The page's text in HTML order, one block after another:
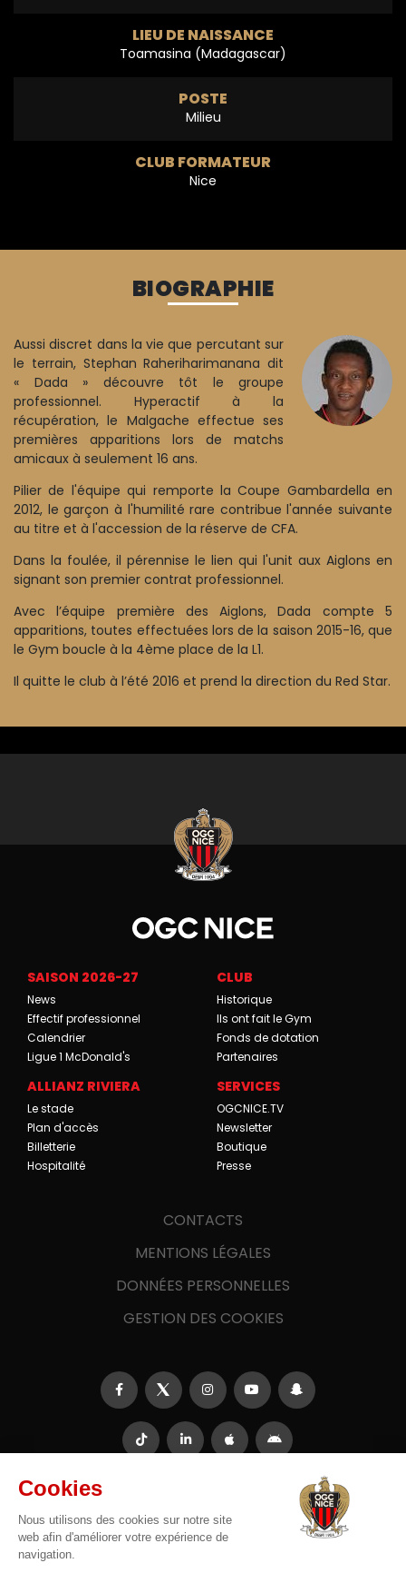
LIEU DE NAISSANCE
Toamasina (Madagascar)
POSTE
Milieu
CLUB FORMATEUR
Nice
BIOGRAPHIE
Aussi discret dans la vie que percutant sur
le terrain, Stephan Raheriharimanana dit
« Dada » découvre tôt le groupe
professionnel. Hyperactif à la
récupération, le Malgache effectue ses
premières apparitions lors de matchs
amicaux à seulement 16 ans.
Pilier de l'équipe qui remporte la Coupe Gambardella en
2012, le garçon à l'humilité rare contribue l'année suivante
au titre et à l'accession de la réserve de CFA.
Dans la foulée, il pérennise le lien qui l'unit aux Aiglons en
signant son premier contrat professionnel.
Avec l’équipe première des Aiglons, Dada compte 5
apparitions, toutes effectuées lors de la saison 2015-16, que
le Gym boucle à la 4ème place de la L1.
Il quitte le club à l’été 2016 et prend la direction du Red Star.
SAISON 2026-27
News
Effectif professionnel
Calendrier
Ligue 1 McDonald's
CLUB
Historique
Ils ont fait le Gym
Fonds de dotation
Partenaires
ALLIANZ RIVIERA
Le stade
Plan d'accès
Billetterie
Hospitalité
SERVICES
OGCNICE.TV
Newsletter
Boutique
Presse
CONTACTS
MENTIONS LÉGALES
DONNÉES PERSONNELLES
GESTION DES COOKIES